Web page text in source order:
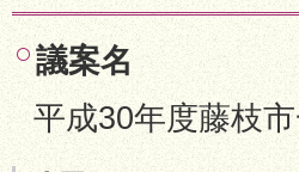
議案名
平成30年度藤枝